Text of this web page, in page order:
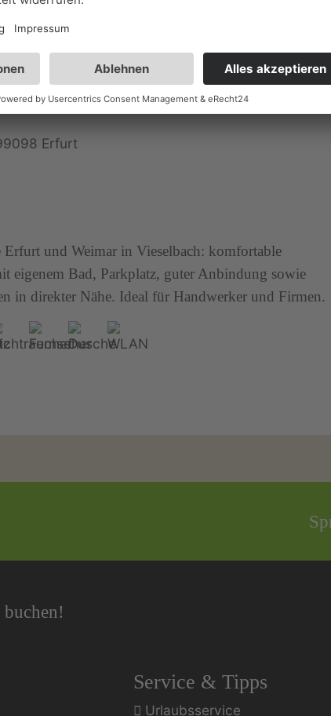
Springer
Erfurt
Erfurt und Weimar in Vieselbach: komfortable
eigenem Bad, Parkplatz, guter Anbindung sowie
in direkter Nähe. Ideal für Handwerker und Firmen.
Service & Tipps
Urlaubsservice